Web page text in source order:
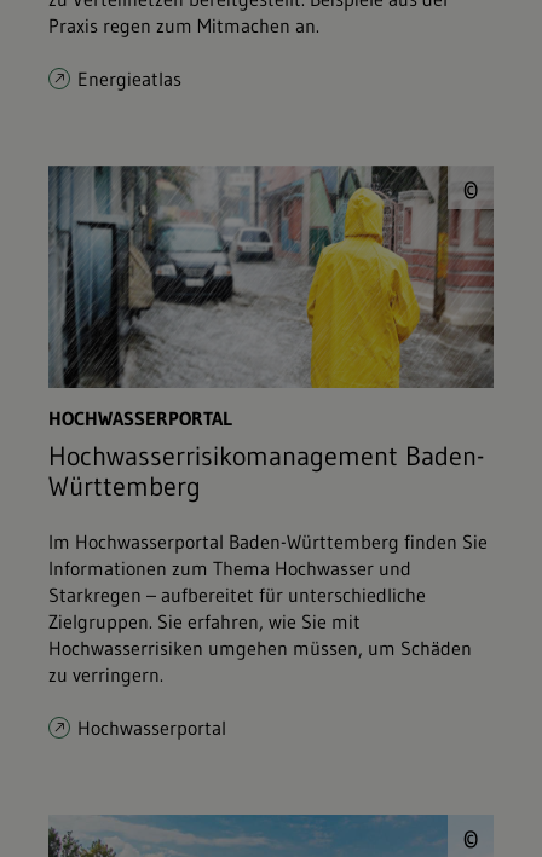
Praxis regen zum Mitmachen an.
Energieatlas
©
HOCHWASSERPORTAL
Hochwasserrisikomanagement Baden-
Württemberg
Im Hochwasserportal Baden-Württemberg finden Sie
Informationen zum Thema Hochwasser und
Starkregen – aufbereitet für unterschiedliche
Zielgruppen. Sie erfahren, wie Sie mit
Hochwasserrisiken umgehen müssen, um Schäden
zu verringern.
Hochwasserportal
©